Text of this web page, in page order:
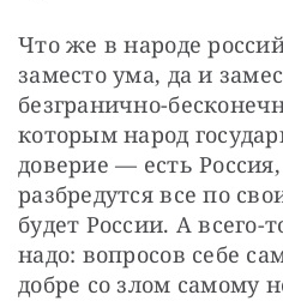
Что же в народе
заместо ума, да и
безгранично-
которым народ
доверие — есть
разбредутся все по
будет России. А всего-
надо: вопросов себе
добре со злом самому